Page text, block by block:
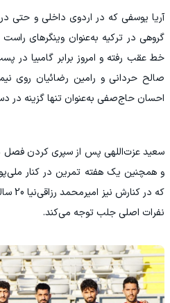
آریا یوسفی که در اردوی داخلی و حتی
گروهی در ترکیه به‌عنوان وینگرهای
خط عقب رفته و امروز برابر گامبیا در
صالح حردانی و رامین رضائیان روی
احسان حاج‌صفی به‌عنوان تنها گزینه
سعید عزت‌اللهی پس از سپری کردن فصل
و همچنین یک هفته تمرین در کنار
که در
نفرات اصلی جلب توجه می‌کند.